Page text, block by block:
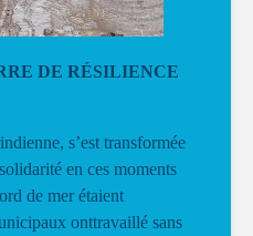
DE RÉSILIENCE
s’est transformée
en ces moments
de mer étaient
onttravaillé sans